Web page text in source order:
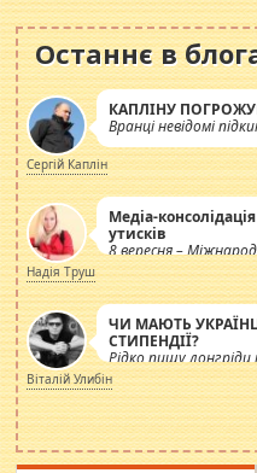
Останнє в
КАПЛІНУ
Вранці невідомі
Сергій Каплін
Медіа-
утисків
8 вересня –
журналістів.
Надія Труш
ЧИ МАЮТЬ
СТИПЕНДІЇ?
Рідко пишу
просто дістало!
навколо
роздувається ще
Віталій Улибін